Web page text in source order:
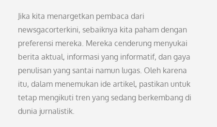
Jika kita menargetkan pembaca dari
newsgacorterkini, sebaiknya kita paham dengan
preferensi mereka. Mereka cenderung menyukai
berita aktual, informasi yang informatif, dan gaya
penulisan yang santai namun lugas. Oleh karena
itu, dalam menemukan ide artikel, pastikan untuk
tetap mengikuti tren yang sedang berkembang di
dunia jurnalistik.